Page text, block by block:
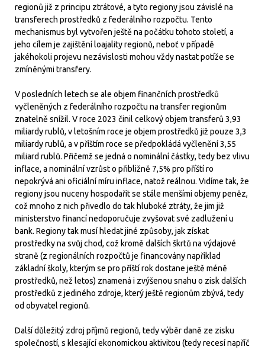
regionů již z principu ztrátové, a tyto regiony jsou závislé na
transferech prostředků z federálního rozpočtu. Tento
mechanismus byl vytvořen ještě na počátku tohoto století, a
jeho cílem je zajištění loajality regionů, neboť v případě
jakéhokoli projevu nezávislosti mohou vždy nastat potíže se
zmíněnými transfery.
V posledních letech se ale objem finančních prostředků
vyčleněných z federálního rozpočtu na transfer regionům
znatelně snížil. V roce 2023 činil celkový objem transferů 3,93
miliardy rublů, v letošním roce je objem prostředků již pouze 3,3
miliardy rublů, a v příštím roce se předpokládá vyčlenění 3,55
miliard rublů. Přičemž se jedná o nominální částky, tedy bez vlivu
inflace, a nominální vzrůst o přibližně 7,5% pro příští ro
nepokrývá ani oficiální míru inflace, natož reálnou. Vidíme tak, že
regiony jsou nuceny hospodařit se stále menšími objemy peněz,
což mnoho z nich přivedlo do tak hluboké ztráty, že jim již
ministerstvo financí nedoporučuje zvyšovat své zadlužení u
bank. Regiony tak musí hledat jiné způsoby, jak získat
prostředky na svůj chod, což kromě dalších škrtů na výdajové
straně (z regionálních rozpočtů je financovány například
základní školy, kterým se pro příští rok dostane ještě méně
prostředků, než letos) znamená i zvýšenou snahu o zisk dalších
prostředků z jediného zdroje, který ještě regionům zbývá, tedy
od obyvatel regionů.
Další důležitý zdroj příjmů regionů, tedy výběr daně ze zisku
společností, s klesající ekonomickou aktivitou (tedy recesí napříč